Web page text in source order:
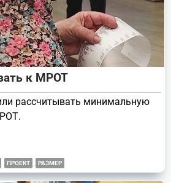
к МРОТ
рассчитывать минимальную
ПРОЕКТ РАЗМЕР